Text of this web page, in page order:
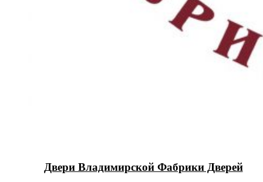
Двери Владимирской Фабрики Дверей